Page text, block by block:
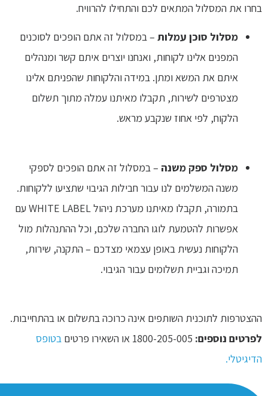
בחרו את המסלול המתאים לכם והתחילו להרוויח.
מסלול סוכן עמלות – במסלול זה אתם הופכים לסוכנים
המפנים אלינו לקוחות, ואנחנו יוצרים איתם קשר ומנהלים
איתם את המשא ומתן. במידה והלקוחות שהפניתם אלינו
מצטרפים לשירות, תקבלו מאיתנו עמלה מתוך תשלום
הלקוח, לפי אחוז שנקבע מראש.
מסלול ספק משנה – במסלול זה אתם הופכים לספקי
משנה המשלמים לנו עבור חבילות הגיבוי שתציעו ללקוחות.
בתמורה, תקבלו מאיתנו מערכת ניהול WHITE LABEL עם
אפשרות להטמעת לוגו החברה שלכם, וכל ההתנהלות מול
הלקוחות נעשית באופן עצמאי מצדכם – התקנה, שירות,
תמיכה וגביית תשלומים עבור הגיבוי.
ההצטרפות לתוכנית השותפים אינה כרוכה בתשלום או בהתחייבות.
לפרטים נוספים:
בטופס
הדיגיטלי.